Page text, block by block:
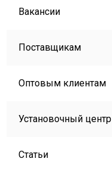
Вакансии
Поставщикам
Оптовым клиентам
Установочный центр
Статьи